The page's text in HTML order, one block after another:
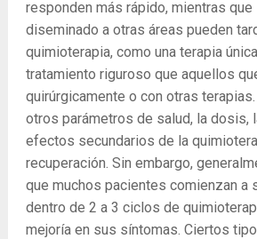
responden más rápido, mientras que
diseminado a otras áreas pueden
quimioterapia, como una terapia
tratamiento riguroso que aquellos
quirúrgicamente o con otras
otros parámetros de salud, la dosis,
efectos secundarios de la
recuperación. Sin embargo,
que muchos pacientes comienzan a
dentro de 2 a 3 ciclos de
mejoría en sus síntomas. Ciertos